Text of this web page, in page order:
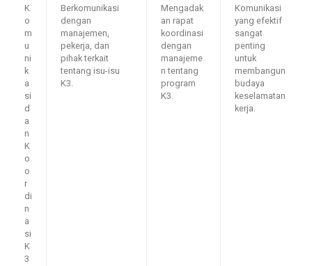
K
o
m
u
ni
k
a
si
d
a
n
K
o
o
r
di
n
a
si
K
3
Berkomunikasi
dengan
manajemen,
pekerja, dan
pihak terkait
tentang isu-isu
K3.
Mengadak
an rapat
koordinasi
dengan
manajeme
n tentang
program
K3.
Komunikasi
yang efektif
sangat
penting
untuk
membangun
budaya
keselamatan
kerja.